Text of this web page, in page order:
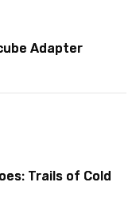
Adapter
Trails of Cold